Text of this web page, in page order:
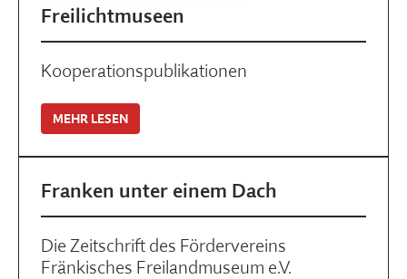
Freilichtmuseen
Kooperationspublikationen
MEHR LESEN
Franken unter einem Dach
Die Zeitschrift des Fördervereins
Fränkisches Freilandmuseum e.V.